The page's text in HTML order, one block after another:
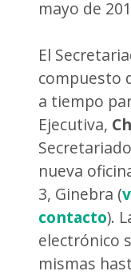
mayo de
El
compuesto
a tiempo
Ejecutiva,
nueva
3, Ginebra (
contacto).
electrónico
mismas